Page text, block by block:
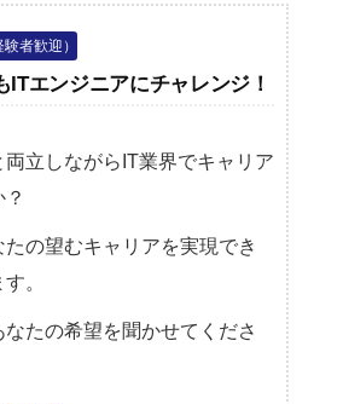
者歓迎）
ITエンジニアにチャレンジ！
両立しながらIT業界でキャリア
の望むキャリアを実現でき
。
なたの希望を聞かせてくださ